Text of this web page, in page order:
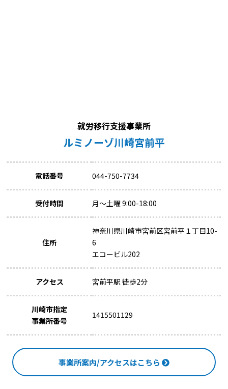
就労移行支援事業所
ルミノーゾ川崎宮前平
電話番号 044-750-7734
受付時間 月～土曜 9:00-18:00
住所
神奈川県川崎市宮前区宮前平１丁目10-
6
エコービル202
アクセス 宮前平駅 徒歩2分
川崎市指定
事業所番号
1415501129
事業所案内/アクセスはこちら